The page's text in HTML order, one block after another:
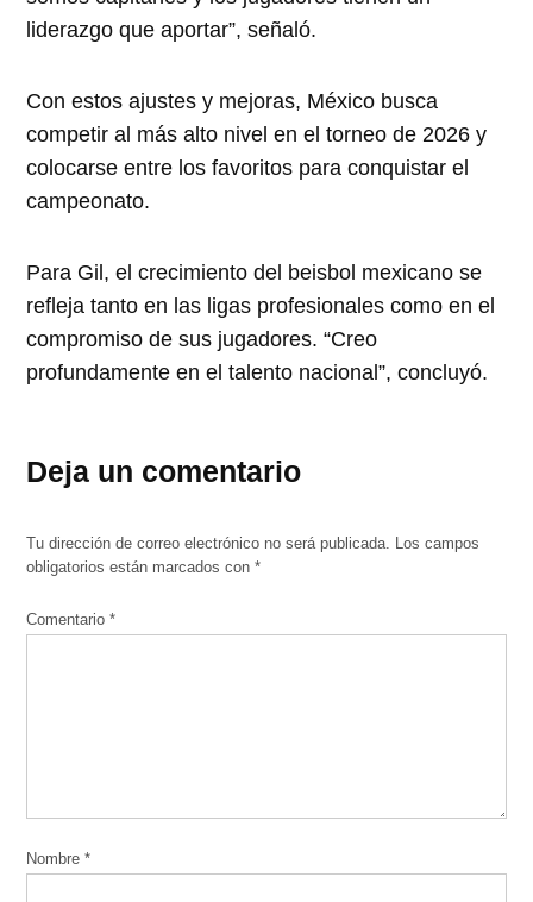
liderazgo que aportar”, señaló.
Con estos ajustes y mejoras, México busca
competir al más alto nivel en el torneo de 2026 y
colocarse entre los favoritos para conquistar el
campeonato.
Para Gil, el crecimiento del beisbol mexicano se
refleja tanto en las ligas profesionales como en el
compromiso de sus jugadores. “Creo
profundamente en el talento nacional”, concluyó.
Deja un comentario
Tu dirección de correo electrónico no será publicada. Los campos
obligatorios están marcados con*
Comentario*
Nombre*